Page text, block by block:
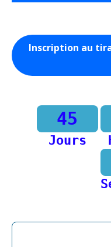
Inscription au
45
Jours